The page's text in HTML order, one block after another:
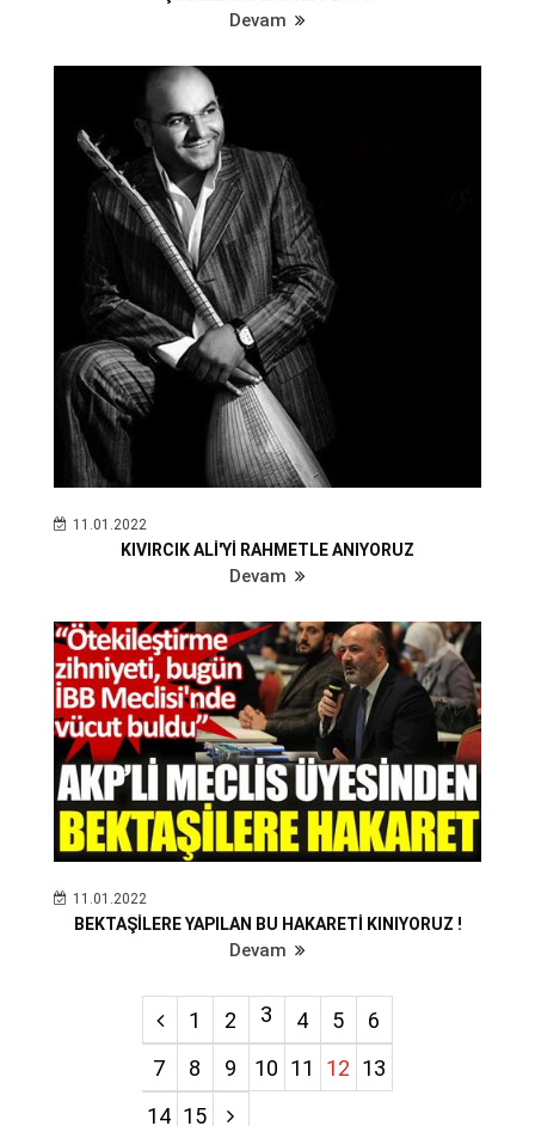
Devam
11.01.2022
KIVIRCIK ALİ'Yİ RAHMETLE ANIYORUZ
Devam
11.01.2022
BEKTAŞİLERE YAPILAN BU HAKARETİ KINIYORUZ !
Devam
1 2 3 4 5
6
7
8 9 10 11 12 13
14 15